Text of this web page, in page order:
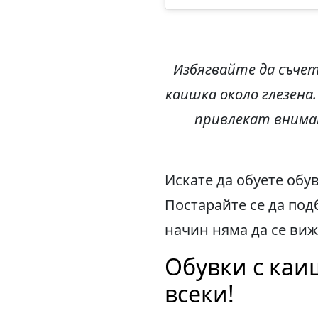
Избягвайте да
каишка около
привлекат
Искате да обуете
Постарайте се да
начин няма да се
Обувки с
всеки!